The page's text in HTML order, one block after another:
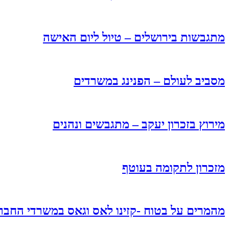
מתגבשות בירושלים – טיול ליום האישה
מסביב לעולם – הפנינג במשרדים
מירוץ בזכרון יעקב – מתגבשים ונהנים
מזכרון לתקומה בעוטף
מהמרים על בטוח -קזינו לאס וגאס במשרדי